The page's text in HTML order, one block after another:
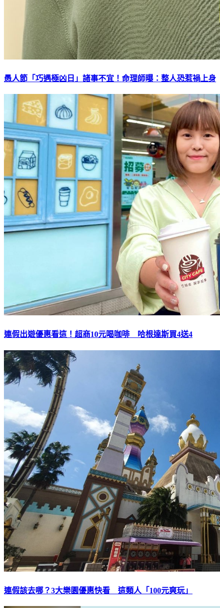
愚人節「巧遇極凶日」諸事不宜！命理師曝：整人恐惹禍上身
連假出遊優惠看這！超商10元喝咖啡 哈根達斯買4送4
連假該去哪？3大樂園優惠快看 這類人「100元爽玩」